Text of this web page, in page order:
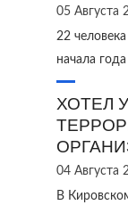
05 Августа
22
начала года
ХОТЕЛ
04 Августа
В